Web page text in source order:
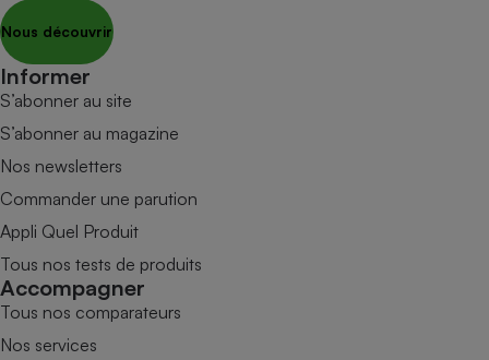
Nous découvrir
Informer
S’abonner au site
S’abonner au magazine
Nos newsletters
Commander une parution
Appli Quel Produit
Tous nos tests de produits
Accompagner
Tous nos comparateurs
Nos services